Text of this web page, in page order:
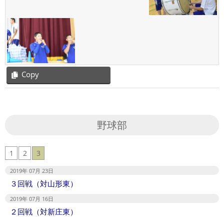
Copy
野球部
1 2 3
2019年 07月 23日
３回戦（対山形東）
2019年 07月 16日
２回戦（対新庄東）